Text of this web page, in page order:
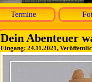
Termine
Dein Abenteuer
Eingang: 24.11.2021,